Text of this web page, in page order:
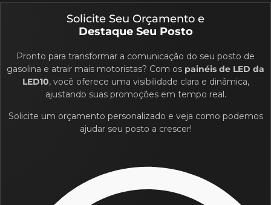
Solicite Seu Orçamento e
Destaque Seu Posto
Pronto para transformar a comunicação do seu posto de
gasolina e atrair mais motoristas? Com os painéis de LED da
LED10, você oferece uma visibilidade clara e dinâmica,
ajustando suas promoções em tempo real.
Solicite um orçamento personalizado e veja como podemos
ajudar seu posto a crescer!